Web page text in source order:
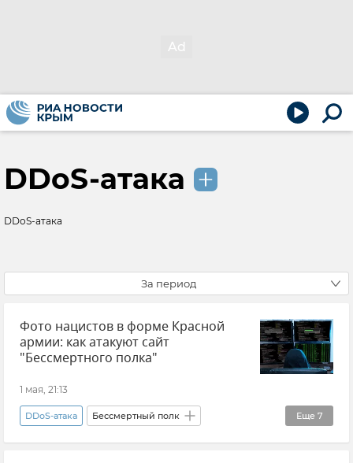
DDoS-атака
DDoS-атака
За период
Фото нацистов в форме Красной
армии: как атакуют сайт
"Бессмертного полка"
1 мая, 21:13
Еще 7
DDoS-атака Бессмертный полк
Елена Цунаева Кибербезопасность